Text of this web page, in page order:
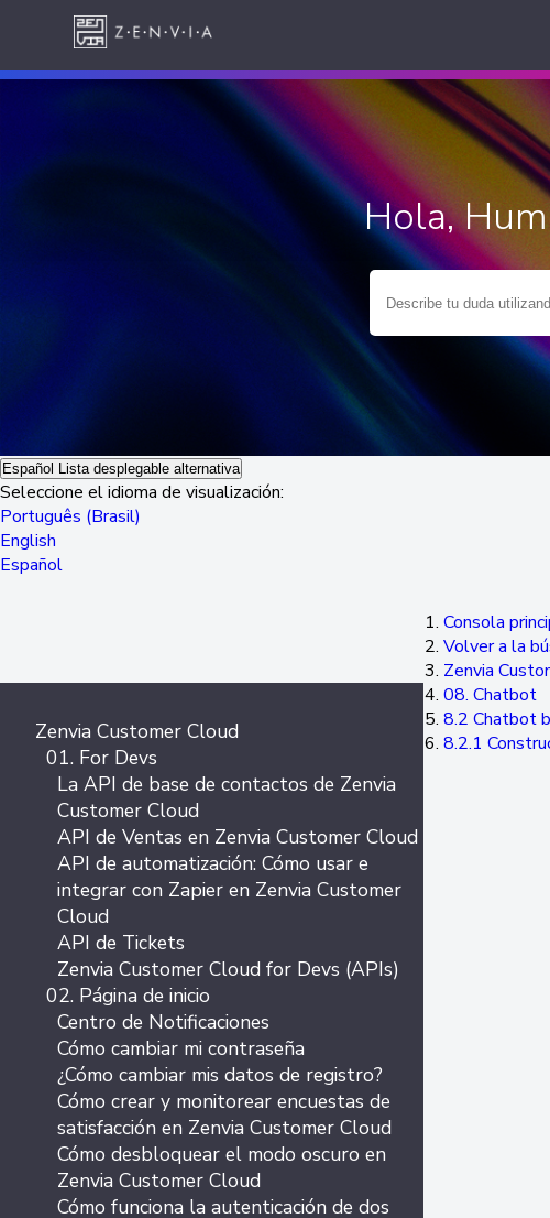
Hola,
Español Lista desplegable alternativa
Seleccione el idioma de visualización:
Português (Brasil)
English
Español
Consola
Volver a la
Zenvia
08. Chatbot
8.2 Chatbot
8.2.1
Zenvia Customer Cloud
01. For Devs
La API de base de contactos de Zenvia
Customer Cloud
API de Ventas en Zenvia Customer Cloud
API de automatización: Cómo usar e
integrar con Zapier en Zenvia Customer
Cloud
API de Tickets
Zenvia Customer Cloud for Devs (APIs)
02. Página de inicio
Centro de Notificaciones
Cómo cambiar mi contraseña
¿Cómo cambiar mis datos de registro?
Cómo crear y monitorear encuestas de
satisfacción en Zenvia Customer Cloud
Cómo desbloquear el modo oscuro en
Zenvia Customer Cloud
Cómo funciona la autenticación de dos